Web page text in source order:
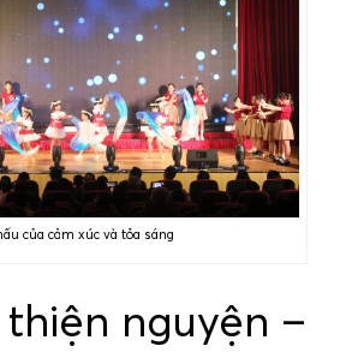
của cảm xúc và tỏa sáng
nguyện –